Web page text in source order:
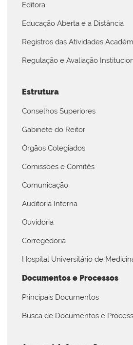
Editora
Educação Aberta e a Distância
Registros das Atividades
Regulação e Avaliação
Estrutura
Conselhos Superiores
Gabinete do Reitor
Órgãos Colegiados
Comissões e Comitês
Comunicação
Auditoria Interna
Ouvidoria
Corregedoria
Hospital Universitário de
Documentos e Processos
Principais Documentos
Busca de Documentos e